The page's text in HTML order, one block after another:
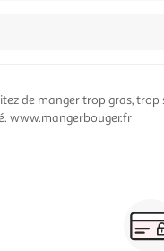
de manger trop gras, trop
www.mangerbouger.fr